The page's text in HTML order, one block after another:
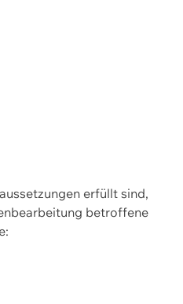
erfüllt sind,
betroffene